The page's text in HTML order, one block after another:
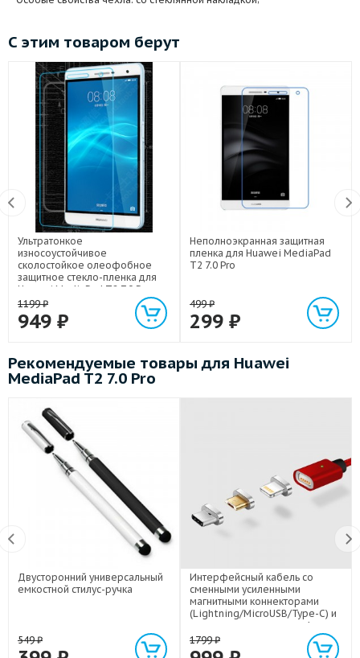
С этим товаром берут
Ультратонкое
износоустойчивое
сколостойкое олеофобное
защитное стекло-пленка для
Huawei MediaPad T2 7.0 Pro
1199₽
949 ₽
Неполноэкранная защитная
пленка для Huawei MediaPad
T2 7.0 Pro
499₽
299 ₽
Рекомендуемые товары для Huawei
MediaPad T2 7.0 Pro
Двусторонний универсальный
емкостной стилус-ручка
549₽
Интерфейсный кабель со
сменными усиленными
магнитными коннекторами
(Lightning/MicroUSB/Type-C) и
световым индикатором 1м
1799₽